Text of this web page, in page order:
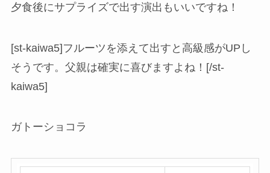
夕食後にサプライズで出す演出もいいですね！
[st-kaiwa5]フルーツを添えて出すと高級感がUPし
そうです。父親は確実に喜びますよね！[/st-
kaiwa5]
ガトーショコラ